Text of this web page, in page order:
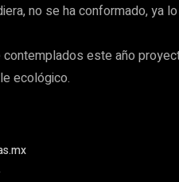
no se ha conformado, ya
este año
ecológico.